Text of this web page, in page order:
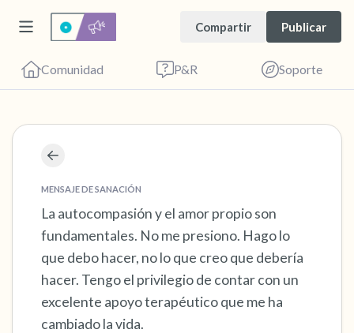
Compartir Publicar
Comunidad P&R Soporte
MENSAJE DE SANACIÓN
La autocompasión y el amor propio son
fundamentales. No me presiono. Hago lo
que debo hacer, no lo que creo que debería
hacer. Tengo el privilegio de contar con un
excelente apoyo terapéutico que me ha
cambiado la vida.
Encuentra un lugar cómodo para sentarte.
Cierra los ojos suavemente y respira
profundamente un par de veces: inhala por la
nariz (cuenta hasta 3), exhala por la boca
(cuenta hasta 3). Ahora abre los ojos y mira a
tu alrededor. Nombra lo siguiente en voz
alta: